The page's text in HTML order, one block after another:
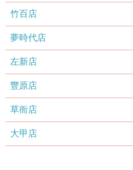
竹百店
夢時代店
左新店
豐原店
草衙店
大甲店